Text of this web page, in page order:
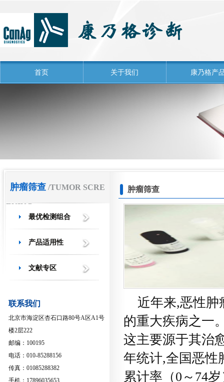
首页 关于我们 康乃格产
肿瘤筛查 /TUMOR SCRE
ENING
最优检测组合
产品适用性
文献专区
联系我们
北京市海淀区杏石口路80号A区A1号
楼2层222
邮编：100195
电话：010-85288156
传真：01085288382
手机：17896035653
肿瘤筛查
近年来,恶性肿
的重大疾病之一
这主要源于其治
年统计,全国恶性
累计率（0 ～ 74岁